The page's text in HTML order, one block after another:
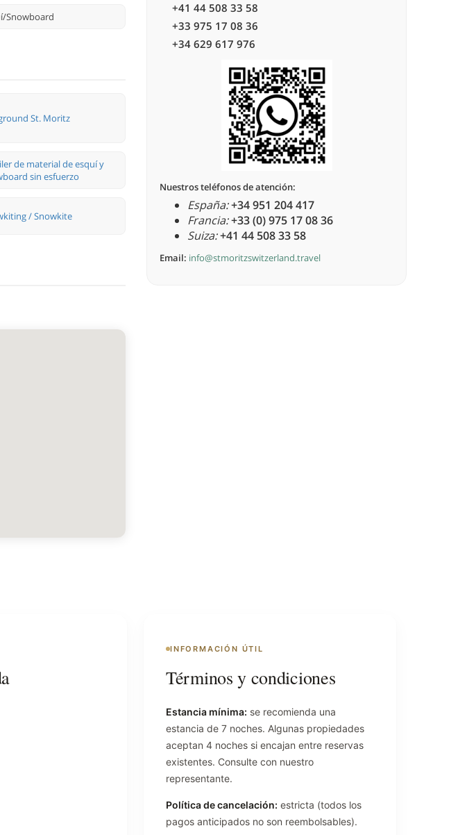
Snowboard
St. Moritz
de material de esquí y
sin esfuerzo
/ Snowkite
+41 44 508 33 58
+33 975 17 08 36
+34 629 617 976
Nuestros teléfonos de atención:
España:+34 951 204 417
Francia:+33 (0) 975 17 08 36
Suiza:+41 44 508 33 58
Email: info@stmoritzswitzerland.travel
INFORMACIÓN ÚTIL
Términos y condiciones
Estancia mínima: se recomienda una
estancia de 7 noches. Algunas propiedades
aceptan 4 noches si encajan entre reservas
existentes. Consulte con nuestro
representante.
Política de cancelación: estricta (todos los
pagos anticipados no son reembolsables).